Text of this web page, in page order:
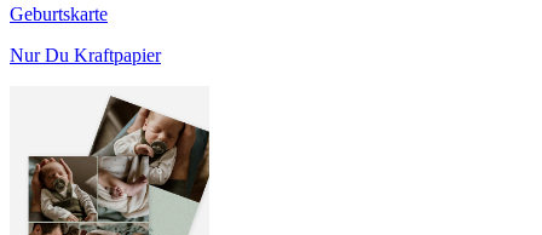
Geburtskarte
Nur Du Kraftpapier